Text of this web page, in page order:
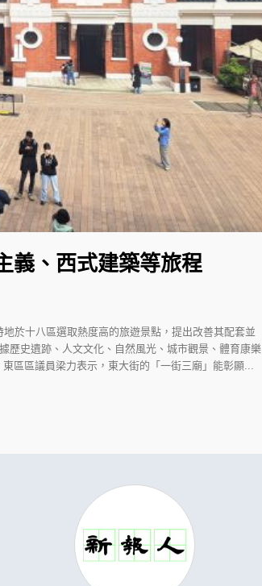
義、西式建築等旅程
於十八區選取熱度高的旅遊景點，提出改善其配套並
歷史遺跡、人文文化、自然風光、城市觀景、體育康樂
區區議員梁力表示，東大街的「一街三廟」能彰顯...